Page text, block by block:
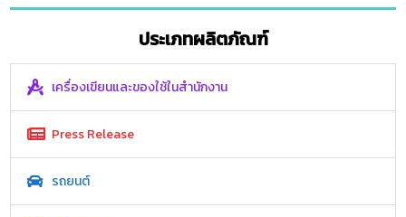
ประเภทผลิตภัณฑ์
เครื่องเขียนและของใช้ในสำนักงาน
Press Release
รถยนต์